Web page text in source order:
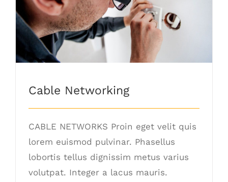
Cable Networking
Cable Networking
CABLE NETWORKS Proin eget velit quis
lorem euismod pulvinar. Phasellus
lobortis tellus dignissim metus varius
volutpat. Integer a lacus mauris.